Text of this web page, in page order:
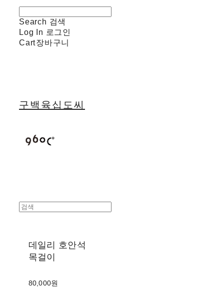
Search 검색
Log In 로그인
Cart장바구니
구백육십도씨
데일리 호안석
목걸이
80,000원